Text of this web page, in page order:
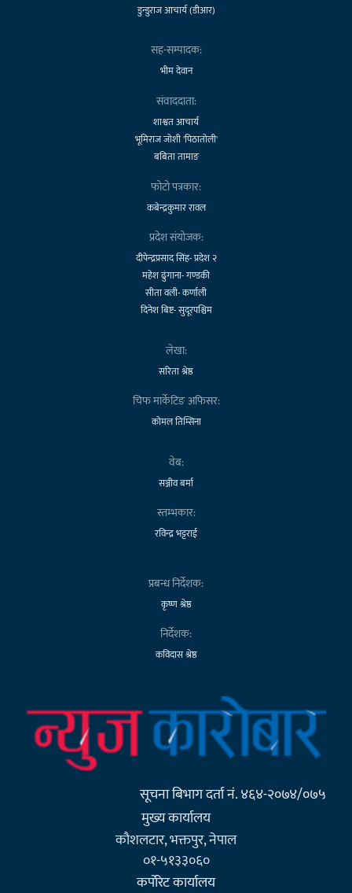
डुन्डुराज आचार्य (डीआर)
सह-सम्पादक:
भीम देवान
संवाददाता:
शाश्वत आचार्य
भूमिराज जोशी 'पिठातोली'
बबिता तामाङ
फोटो पत्रकार:
कबेन्द्रकुमार रावल
प्रदेश संयोजक:
दीपेन्द्रप्रसाद सिंह- प्रदेश २
महेश ढुंगाना- गण्डकी
सीता वली- कर्णाली
दिनेश बिष्ट- सुदूरपश्चिम
लेखा:
सरिता श्रेष्ठ
चिफ मार्केटिङ अफिसर:
कोमल तिम्सिना
वेब:
सञ्जीव बर्मा
स्तम्भकार:
रविन्द्र भट्टराई
प्रबन्ध निर्देशक:
कृष्ण श्रेष्ठ
निर्देशक:
कविदास श्रेष्ठ
सूचना बिभाग दर्ता नं. ४६४-२०७४/०७५
मुख्य कार्यालय
कौशलटार, भक्तपुर, नेपाल
०१-५१३३०६०
कर्पाेरेट कार्यालय